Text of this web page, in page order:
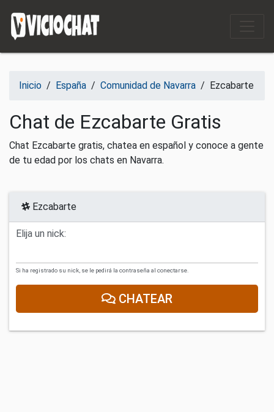
Inicio / España / Comunidad de Navarra / Ezcabarte
Chat de Ezcabarte Gratis
Chat Ezcabarte gratis, chatea en español y conoce a gente
de tu edad por los chats en Navarra.
Ezcabarte
Elija un nick:
Si ha registrado su nick, se le pedirá la contraseña al conectarse.
CHATEAR